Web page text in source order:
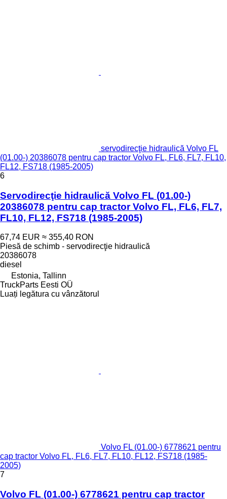
servodirecţie hidraulică Volvo FL
(01.00-) 20386078 pentru cap tractor Volvo FL, FL6, FL7, FL10,
FL12, FS718 (1985-2005)
6
Servodirecţie hidraulică Volvo FL (01.00-)
20386078 pentru cap tractor Volvo FL, FL6, FL7,
FL10, FL12, FS718 (1985-2005)
67,74 EUR ≈ 355,40 RON
Piesă de schimb - servodirecţie hidraulică
20386078
diesel
Estonia, Tallinn
TruckParts Eesti OÜ
Luați legătura cu vânzătorul
Volvo FL (01.00-) 6778621 pentru
cap tractor Volvo FL, FL6, FL7, FL10, FL12, FS718 (1985-
2005)
7
Volvo FL (01.00-) 6778621 pentru cap tractor